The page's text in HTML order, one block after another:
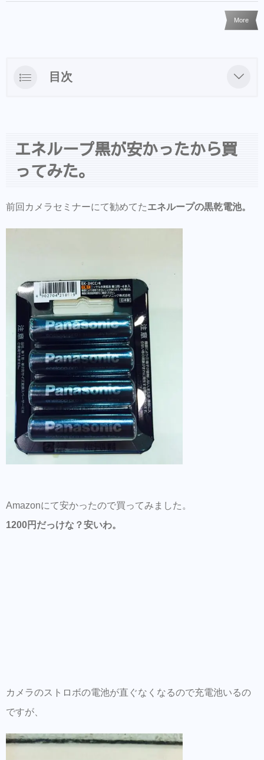
More
目次
エネループ黒が安かったから買
ってみた。
前回カメラセミナーにて勧めてたエネループの黒乾電池。
Amazonにて安かったので買ってみました。
1200円だっけな？安いわ。
カメラのストロボの電池が直ぐなくなるので充電池いるの
ですが、